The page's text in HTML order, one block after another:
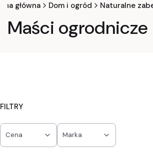
główna Dom i ogród Naturalne
Maści ogrodnicze
FILTRY
Cena Marka